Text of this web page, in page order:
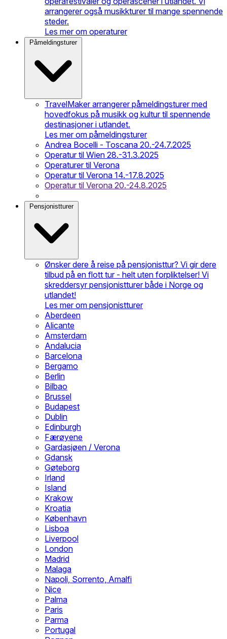
arrangerer også musikkturer til mange spennende
steder.
Les mer om operaturer
Påmeldingsturer
TravelMaker arrangerer påmeldingsturer med
hovedfokus på musikk og kultur til spennende
destinasjoner i utlandet.
Les mer om påmeldingsturer
Andrea Bocelli - Toscana 20.-24.7.2025
Operatur til Wien 28.-31.3.2025
Operaturer til Verona
Operatur til Verona 14.-17.8.2025
Operatur til Verona 20.-24.8.2025
Pensjonistturer
Ønsker dere å reise på pensjonisttur? Vi gir dere
tilbud på en flott tur - helt uten forpliktelser! Vi
skreddersyr pensjonistturer både i Norge og
utlandet!
Les mer om pensjonistturer
Aberdeen
Alicante
Amsterdam
Andalucia
Barcelona
Bergamo
Berlin
Bilbao
Brussel
Budapest
Dublin
Edinburgh
Færøyene
Gardasjøen / Verona
Gdansk
Gøteborg
Irland
Island
Krakow
Kroatia
København
Lisboa
Liverpool
London
Madrid
Malaga
Napoli, Sorrento, Amalfi
Nice
Palma
Paris
Parma
Portugal